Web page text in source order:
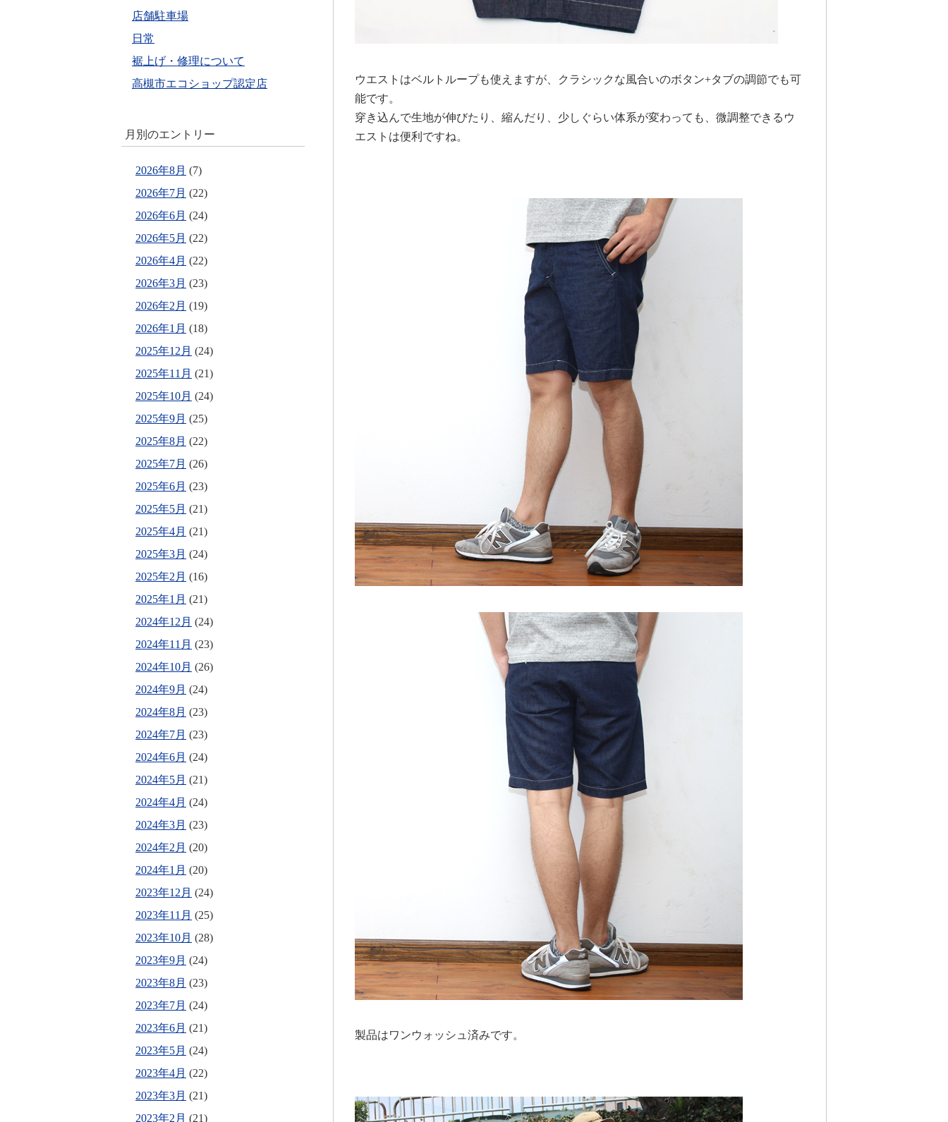
ウエストはベルトループも使えますが、クラシックな風合いのボタン+タブの調節でも可
能です。
穿き込んで生地が伸びたり、縮んだり、少しぐらい体系が変わっても、微調整できるウ
エストは便利ですね。
製品はワンウォッシュ済みです。
店舗駐車場
日常
裾上げ・修理について
高槻市エコショップ認定店
月別のエントリー
2026年8月 (7)
2026年7月 (22)
2026年6月 (24)
2026年5月 (22)
2026年4月 (22)
2026年3月 (23)
2026年2月 (19)
2026年1月 (18)
2025年12月 (24)
2025年11月 (21)
2025年10月 (24)
2025年9月 (25)
2025年8月 (22)
2025年7月 (26)
2025年6月 (23)
2025年5月 (21)
2025年4月 (21)
2025年3月 (24)
2025年2月 (16)
2025年1月 (21)
2024年12月 (24)
2024年11月 (23)
2024年10月 (26)
2024年9月 (24)
2024年8月 (23)
2024年7月 (23)
2024年6月 (24)
2024年5月 (21)
2024年4月 (24)
2024年3月 (23)
2024年2月 (20)
2024年1月 (20)
2023年12月 (24)
2023年11月 (25)
2023年10月 (28)
2023年9月 (24)
2023年8月 (23)
2023年7月 (24)
2023年6月 (21)
2023年5月 (24)
2023年4月 (22)
2023年3月 (21)
2023年2月 (21)